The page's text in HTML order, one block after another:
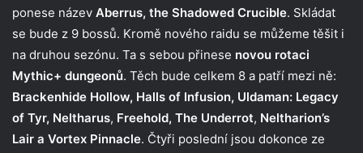
ponese název Aberrus, the Shadowed Crucible. Skládat
se bude z 9 bossů. Kromě nového raidu se můžeme těšit i
na druhou sezónu. Ta s sebou přinese novou rotaci
Mythic+ dungeonů. Těch bude celkem 8 a patří mezi ně:
Brackenhide Hollow, Halls of Infusion, Uldaman: Legacy
of Tyr, Neltharus, Freehold, The Underrot, Neltharion’s
Lair a Vortex Pinnacle. Čtyři poslední jsou dokonce ze